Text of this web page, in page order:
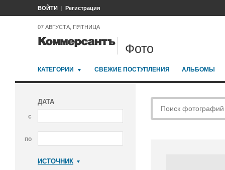
ВОЙТИ Регистрация
07 АВГУСТА, ПЯТНИЦА
Фото
КАТЕГОРИИ СВЕЖИЕ ПОСТУПЛЕНИЯ АЛЬБОМЫ
ДАТА
с
по
ИСТОЧНИК